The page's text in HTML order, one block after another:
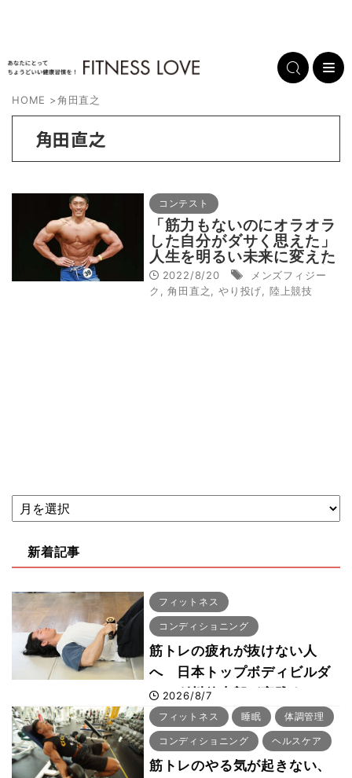
HOME >角田直之
角田直之
コンテスト
「筋力もないのにオラオラ
した自分がダサく思えた」
人生を明るい未来に変えた
メンズフィジークとやり投
げの二刀流現る
2022/8/20
メンズフィジー
ク
,角田直之 やり投げ 陸上競技
新着記事
フィットネス
コンディショニング
筋トレの疲れが抜けない人
へ 日本トップボディビルダ
ー・刈川啓志郎が実践する
「回復習慣」
2026/8/7
フィットネス 睡眠 体調管理
コンディショニング ヘルスケア
筋トレのやる気が起きない、